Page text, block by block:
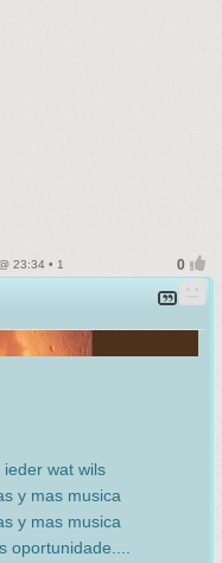
23:34 • 1
wat wils
y mas musica
y mas musica
oportunidade....